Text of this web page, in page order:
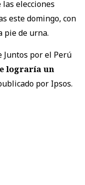
las elecciones
este domingo, con
pie de urna.
Juntos por el Perú
lograría un
por Ipsos.